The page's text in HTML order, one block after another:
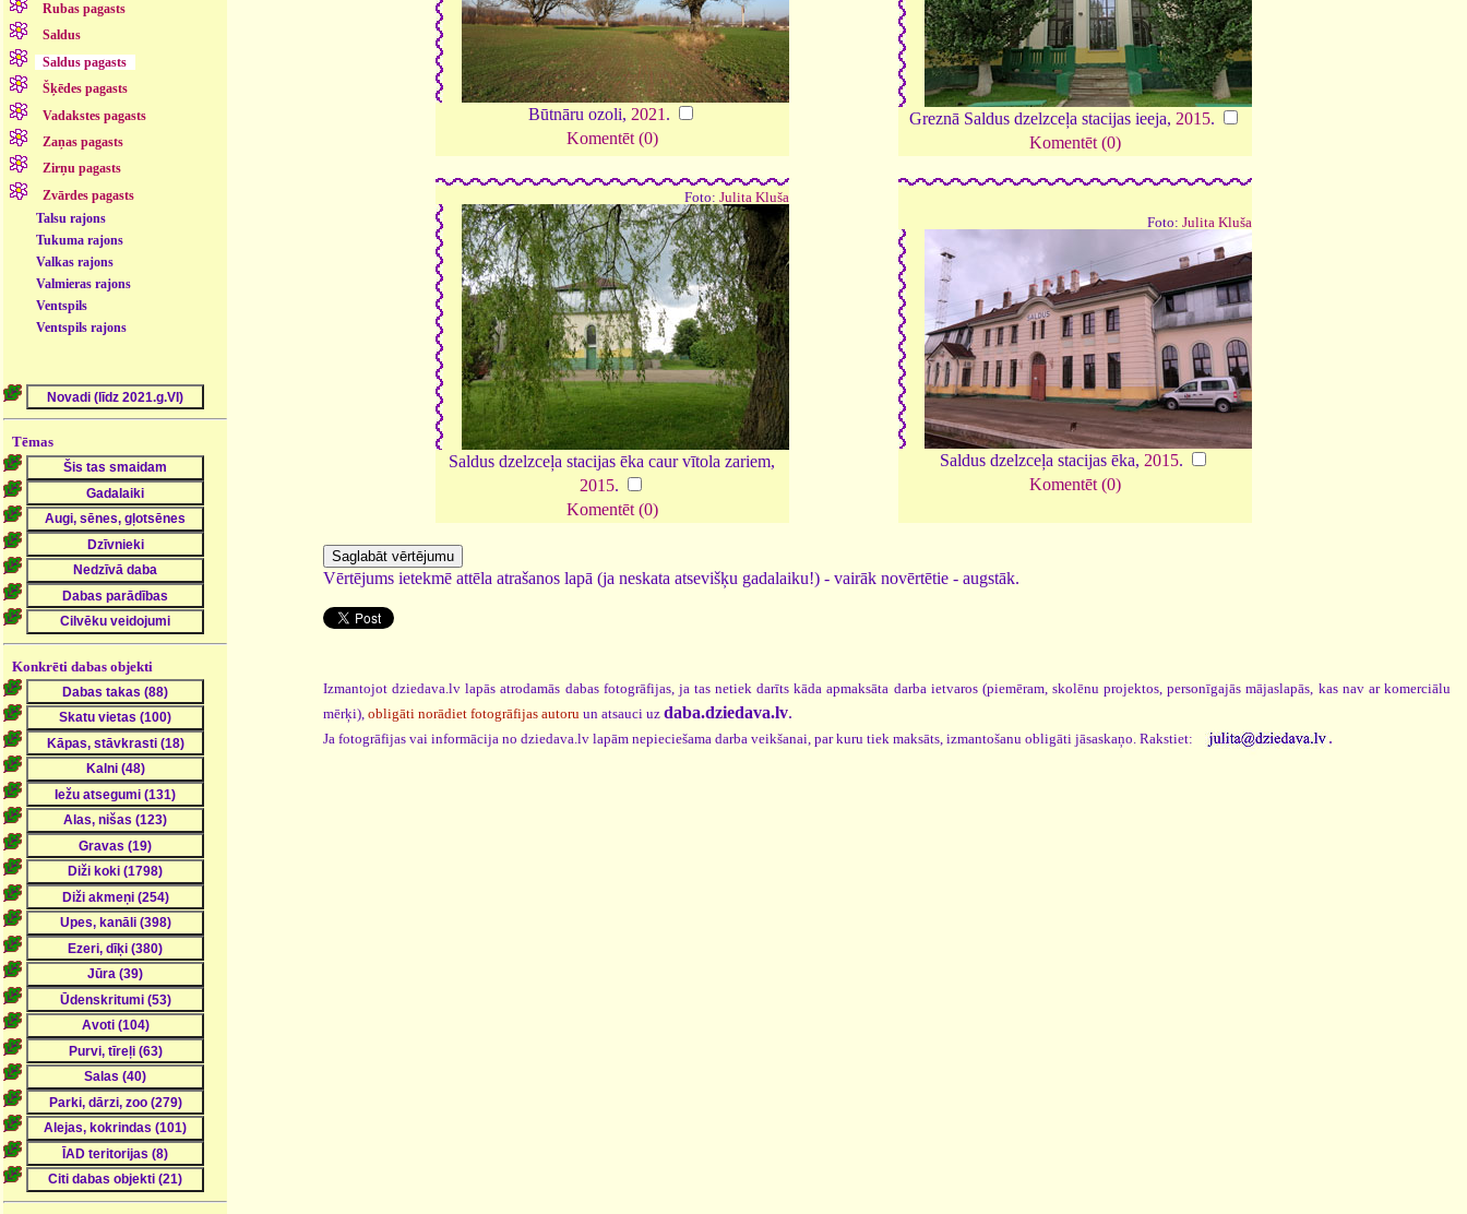
Rubas pagasts
Saldus
Saldus pagasts
Šķēdes pagasts
Vadakstes pagasts
Zaņas pagasts
Zirņu pagasts
Zvārdes pagasts
Talsu rajons
Tukuma rajons
Valkas rajons
Valmieras rajons
Ventspils
Ventspils rajons
Tēmas
Konkrēti dabas objekti
Būtnāru ozoli, 2021 .
Komentēt (0)
Greznā Saldus dzelzceļa stacijas ieeja, 2015.
Komentēt (0)
Foto: Julita Kluša
Saldus dzelzceļa stacijas ēka caur vītola zariem,
2015.
Komentēt (0)
Foto: Julita Kluša
Saldus dzelzceļa stacijas ēka, 2015.
Komentēt (0)
Vērtējums ietekmē attēla atrašanos lapā (ja neskata atsevišķu gadalaiku!) - vairāk novērtētie - augstāk.
Izmantojot dziedava.lv lapās atrodamās dabas fotogrāfijas, ja tas netiek darīts kāda apmaksāta darba ietvaros (piemēram, skolēnu projektos, personīgajās mājaslapās, kas nav ar komerciālu
mērķi), obligāti norādiet fotogrāfijas autoru un atsauci uz daba.dziedava.lv.
Ja fotogrāfijas vai informācija no dziedava.lv lapām nepieciešama darba veikšanai, par kuru tiek maksāts, izmantošanu obligāti jāsaskaņo. Rakstiet: .